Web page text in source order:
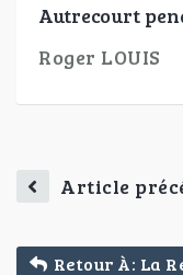
Autrecourt
Roger LOUIS
Article
Retour À: La